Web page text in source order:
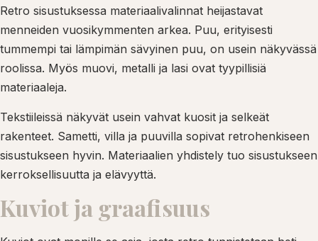
Retro sisustuksessa materiaalivalinnat heijastavat
menneiden vuosikymmenten arkea. Puu, erityisesti
tummempi tai lämpimän sävyinen puu, on usein näkyvässä
roolissa. Myös muovi, metalli ja lasi ovat tyypillisiä
materiaaleja.
Tekstiileissä näkyvät usein vahvat kuosit ja selkeät
rakenteet. Sametti, villa ja puuvilla sopivat retrohenkiseen
sisustukseen hyvin. Materiaalien yhdistely tuo sisustukseen
kerroksellisuutta ja elävyyttä.
Kuviot ja graafisuus